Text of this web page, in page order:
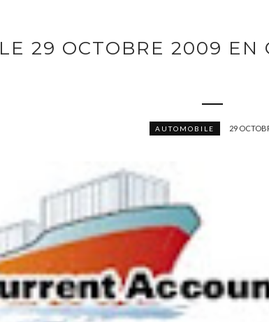
LE 29 OCTOBRE 2009 EN
AUTOMOBILE 29